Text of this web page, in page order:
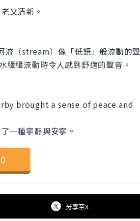
又清新。
（stream）像「低語」般流動的聲
緩流動時令人感到舒適的聲音。
brought a sense of peace and
一種寧靜與安寧。
0
分享至X